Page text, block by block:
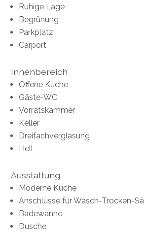
Ruhige Lage
Begrünung
Parkplatz
Carport
Innenbereich
Offene Küche
Gäste-WC
Vorratskammer
Keller
Dreifachverglasung
Hell
Ausstattung
Moderne Küche
Anschlüsse für Wasch-Trocken-
Badewanne
Dusche